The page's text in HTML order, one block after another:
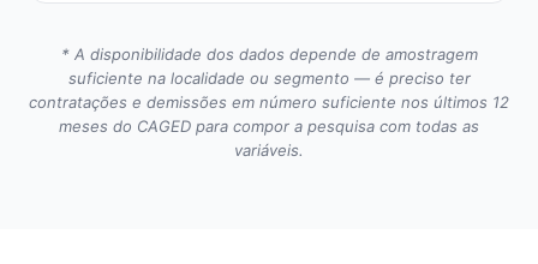
* A disponibilidade dos dados depende de amostragem
suficiente na localidade ou segmento — é preciso ter
contratações e demissões em número suficiente nos últimos 12
meses do CAGED para compor a pesquisa com todas as
variáveis.